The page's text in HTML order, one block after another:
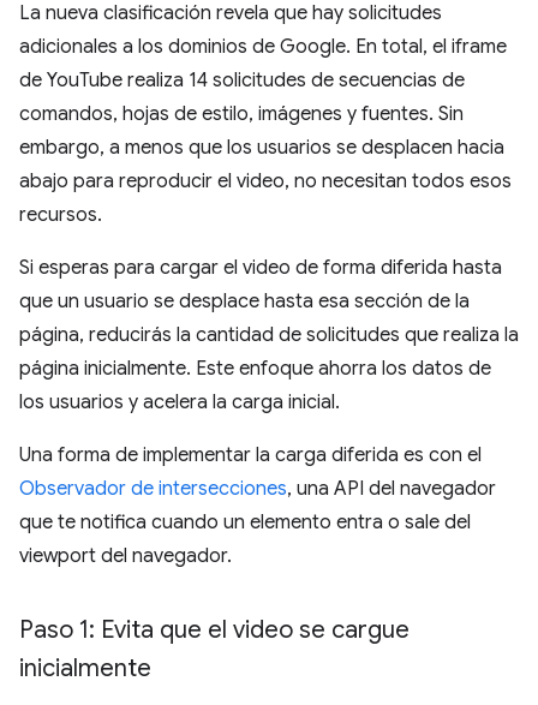
La nueva clasificación revela que hay solicitudes
adicionales a los dominios de Google. En total, el iframe
de YouTube realiza 14 solicitudes de secuencias de
comandos, hojas de estilo, imágenes y fuentes. Sin
embargo, a menos que los usuarios se desplacen hacia
abajo para reproducir el video, no necesitan todos esos
recursos.
Si esperas para cargar el video de forma diferida hasta
que un usuario se desplace hasta esa sección de la
página, reducirás la cantidad de solicitudes que realiza la
página inicialmente. Este enfoque ahorra los datos de
los usuarios y acelera la carga inicial.
Una forma de implementar la carga diferida es con el
Observador de intersecciones, una API del navegador
que te notifica cuando un elemento entra o sale del
viewport del navegador.
Paso 1: Evita que el video se cargue
inicialmente